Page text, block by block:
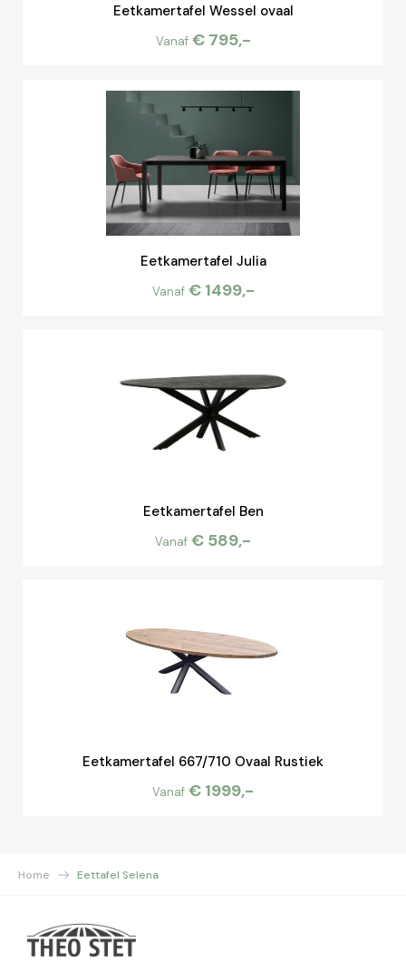
Eetkamertafel Wessel ovaal
Vanaf € 795,-
Eetkamertafel Julia
Vanaf € 1499,-
Eetkamertafel Ben
Vanaf € 589,-
Eetkamertafel 667/710 Ovaal Rustiek
Vanaf € 1999,-
Home Eettafel Selena